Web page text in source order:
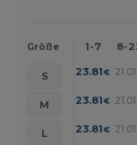
Größe 1-7 8-
S 23.81 € 21.01
M
23.81 € 21.01
L
23.81 € 21.01